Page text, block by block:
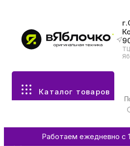
Каталог товаров
Работаем ежедневно с
Все разделы каталога